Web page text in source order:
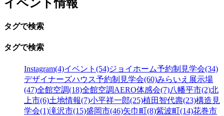
イベント情報
タグで検索
タグで検索
Instagram(4)イベント(54)ジョイホーム予約制見学会(34)
デザイナーズハウス予約制見学会(60)みらいえ展示場
(47)全館空調(18)全館空調AERO体感会(7)八幡平市(2)北
上市(6)土地情報(7)小平祥一郎(25)植田智代壽(23)構造見
学会(1)滝沢市(15)盛岡市(46)矢巾町(8)紫波町(14)花巻市